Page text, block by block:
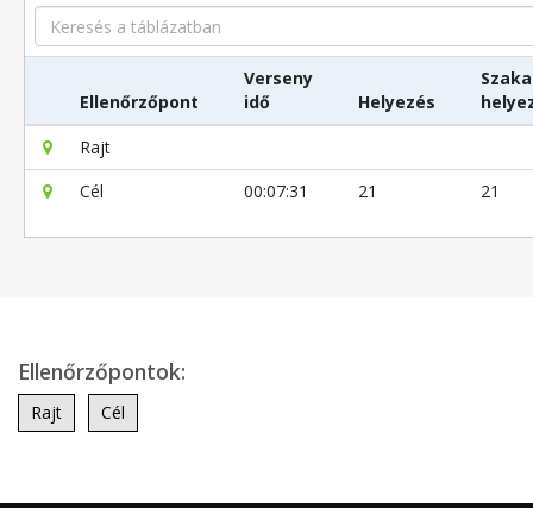
Search
Ellenőrzőpont
Verseny
idő
Helyezés
Rajt
Cél
00:07:31 21 21
Ellenőrzőpontok:
Rajt Cél